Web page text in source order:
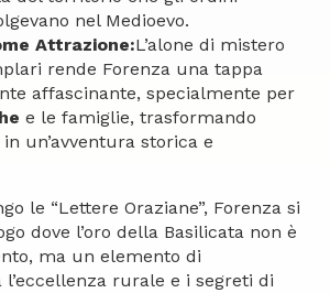
nel Medioevo.
Attrazione:L’alone di mistero
rende Forenza una tappa
affascinante, specialmente per
e le famiglie, trasformando
un’avventura storica e
le “Lettere Oraziane”, Forenza si
dove l’oro della Basilicata non è
ma un elemento di
rurale e i segreti di